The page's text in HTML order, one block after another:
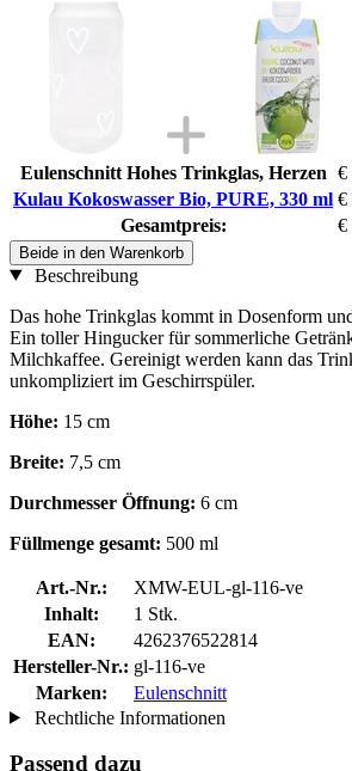
Eulenschnitt Hohes Trinkglas, Herzen €
Kulau Kokoswasser Bio, PURE, 330 ml €
Gesamtpreis:
€
Beide in den Warenkorb
Beschreibung
Das hohe Trinkglas kommt in Dosenform
Ein toller Hingucker für sommerliche
Milchkaffee. Gereinigt werden kann das
unkompliziert im Geschirrspüler.
Höhe: 15 cm
Breite: 7,5 cm
Durchmesser Öffnung: 6 cm
Füllmenge gesamt: 500 ml
Art.-Nr.:
XMW-EUL-gl-116-ve
Inhalt:
1 Stk.
EAN:
4262376522814
Hersteller-Nr.: gl-116-ve
Marken:
Eulenschnitt
Rechtliche Informationen
Passend dazu